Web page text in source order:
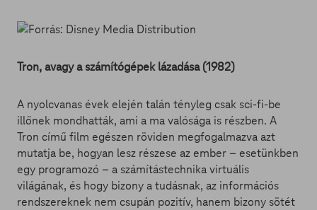
Tron, avagy a számítógépek lázadása (1982)
A nyolcvanas évek elején talán tényleg csak sci-fi-be
illőnek mondhatták, ami a ma valósága is részben. A
Tron című film egészen röviden megfogalmazva azt
mutatja be, hogyan lesz részese az ember – esetünkben
egy programozó – a számítástechnika virtuális
világának, és hogy bizony a tudásnak, az információs
rendszereknek nem csupán pozitív, hanem bizony sötét